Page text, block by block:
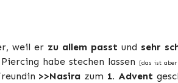
weil er zu allem passtund sehr
habe stechen lassen
[das ist
>>Nasira zum 1. Advent